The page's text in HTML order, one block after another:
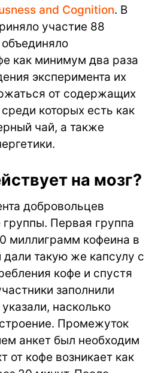
and Cognition. В
участие 88
как минимум два раза
эксперимента их
от содержащих
которых есть как
чай, а также
на мозг?
добровольцев
группы. Первая группа
миллиграмм кофеина в
дали такую же капсулу с
кофе и спустя
заполнили
насколько
Промежуток
анкет был необходим
от кофе возникает как